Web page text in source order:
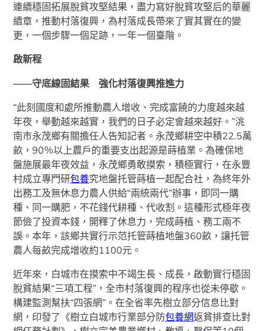
連續穩固拓展脫貧攻堅結果，盡力寫好脫貧攻堅后的華麗
續章，推動村落復興，為村落成長帶來了實其實在的變
更，一個步驟一個足跡，一年一個臺階。
啟新程
——守底線固結果 強化村落復興推進力
“此刻國度和處所推動農人增收、完成富饒的力度越來越
年夜，舉動越來越實，我們的日子必定會越來越好。”洮
南市永茂鄉有關擔任人告知記者。永茂鄉耕空中積22.5萬
畝，90％以上農戶的重要支出起源是蒔植業。為確保地
盤施展最年夜效益，永茂鄉勇敢摸索，積極實行，在永豐
村成立專門研包養究地盤托管蒔植一起配合社，為終年外
出務工及無休息力農人供給“兩統兩代”辦事，即同一購
種、同一購肥，不花錢代耕種、代收割。這種形式極年夜
節儉了投資本錢，開釋了休息力，完成蒔植、務工兩不
誤。本年，該鄉共實行示范托管蒔植地盤360畝，讓托管
農人每畝完成增收約1100元。
近年來，白城市在摸索中不竭生長、成長，啟動實行穩固
脫貧結果“三項工程”，全市村落復興的程序也從未停歇。
構建監測幫扶“四張網”。在全省率先樹立部分信息比對
網，印發了《樹立白城市行業部分防包養網返貧排查比對